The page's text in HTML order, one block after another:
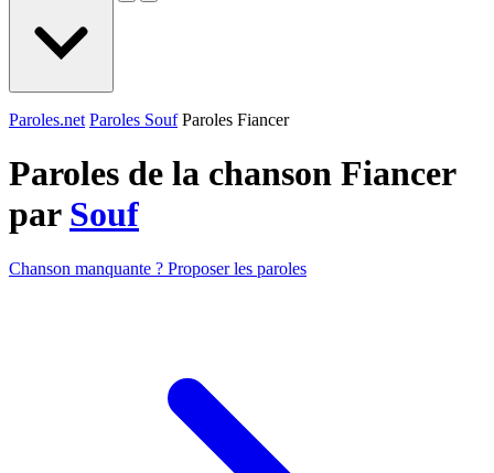
Paroles.net Paroles Souf Paroles Fiancer
Paroles de la chanson Fiancer
par Souf
Chanson manquante ? Proposer les paroles